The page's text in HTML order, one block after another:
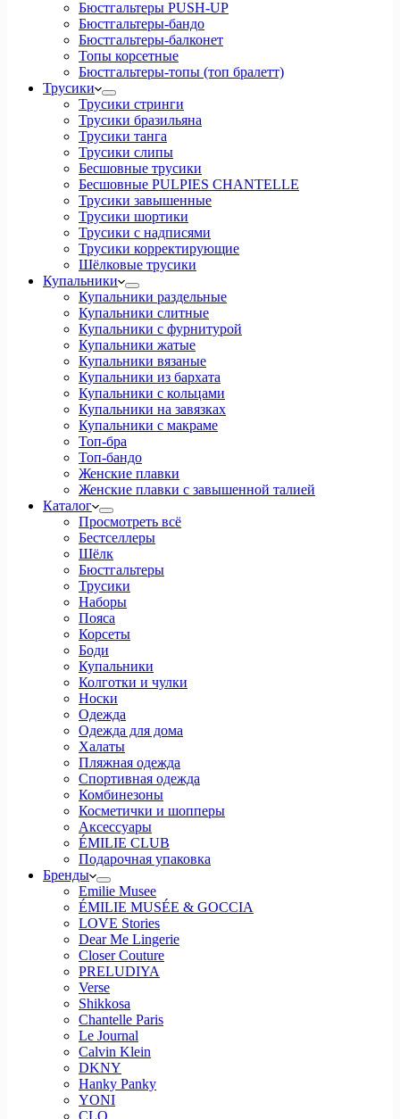
Бюстгальтеры PUSH-UP
Бюстгальтеры-бандо
Бюстгальтеры-балконет
Топы корсетные
Бюстгальтеры-топы (топ бралетт)
Трусики
Трусики стринги
Трусики бразильяна
Трусики танга
Трусики слипы
Бесшовные трусики
Бесшовные PULPIES CHANTELLE
Трусики завышенные
Трусики шортики
Трусики с надписями
Трусики корректирующие
Шёлковые трусики
Купальники
Купальники раздельные
Купальники слитные
Купальники с фурнитурой
Купальники жатые
Купальники вязаные
Купальники из бархата
Купальники с кольцами
Купальники на завязках
Купальники с макраме
Топ-бра
Топ-бандо
Женские плавки
Женские плавки с завышенной талией
Каталог
Просмотреть всё
Бестселлеры
Шёлк
Бюстгальтеры
Трусики
Наборы
Пояса
Корсеты
Боди
Купальники
Колготки и чулки
Носки
Одежда
Одежда для дома
Халаты
Пляжная одежда
Спортивная одежда
Комбинезоны
Косметички и шопперы
Аксессуары
ÉMILIE CLUB
Подарочная упаковка
Бренды
Emilie Musee
ÉMILIE MUSÉE & GOCCIA
LOVE Stories
Dear Me Lingerie
Closer Couture
PRELUDIYA
Verse
Shikkosa
Chantelle Paris
Le Journal
Calvin Klein
DKNY
Hanky Panky
YONI
CLO